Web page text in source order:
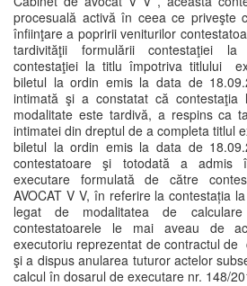
procesuală activă în ceea ce priveşte
înfiinţare a popririi veniturilor
tardivităţii formulării contestaţiei
contestaţiei la titlu împotriva titlului
biletul la ordin emis la data de
intimată şi a constatat că contestaţia
modalitate este tardivă, a respins ca
intimatei din dreptul de a completa titlul
biletul la ordin emis la data de
contestatoare şi totodată a admis
executare formulată de către
AVOCAT V V, în referire la contestația
legat de modalitatea de
contestatoarele le mai aveau de
executoriu reprezentat de contractul de
şi a dispus anularea tuturor actelor
calcul în dosarul de executare nr. 148/